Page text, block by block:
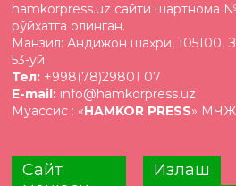
hamkorpress.uz сайти шартнома
рўйхатга олинган.
Манзил: Андижон шаҳри, 105100,
53-уй.
Тел: +998(78)29801 07
E-mail: info@hamkorpress.uz
Муассис : «HAMKOR PRESS» МЧЖ
Сайт
Излаш